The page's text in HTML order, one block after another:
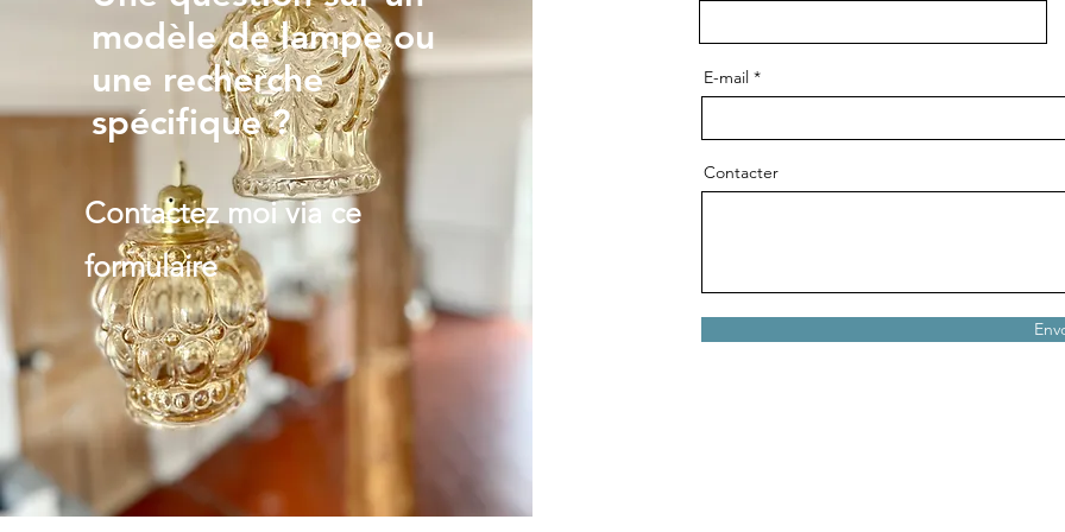
modèle de lampe ou
une recherche
spécifique ?
Contactez moi via ce
formulaire
E-mail
Contacter